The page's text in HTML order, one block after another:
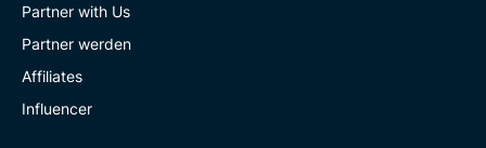
Partner with Us
Partner werden
Affiliates
Influencer